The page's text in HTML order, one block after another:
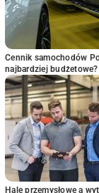
Cennik samochodów
najbardziej budżetowe?
Hale przemysłowe a